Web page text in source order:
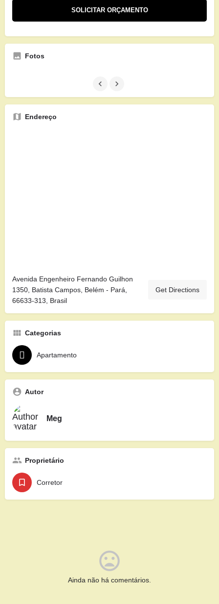
Fotos
Endereço
Avenida Engenheiro Fernando Guilhon
1350, Batista Campos, Belém - Pará,
66633-313, Brasil
Get Directions
Categorias
Apartamento
Autor
Meg
Proprietário
Corretor
Ainda não há comentários.